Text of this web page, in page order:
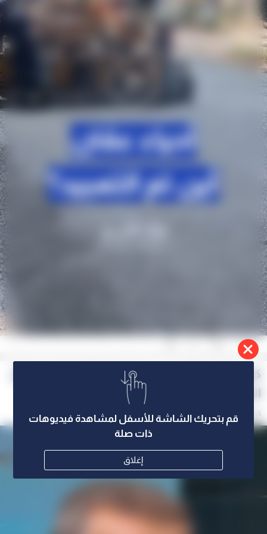
قم بتحريك الشاشة للأسفل لمشاهدة فيديوهات
ذات صلة
إغلاق
0
كيف يتعامل الأردن مع متغيرات الإقليم؟ مدير مركز
الدراسات الاستراتيجية أ.د.حسن المومني يجيب
كيف يتعامل الأردن مع متغيرات الإقليم؟ مدير مر... المزيد